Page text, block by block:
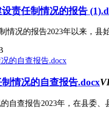
责任制情况的报告
情况的报告2023年以来，县
情况的自查报告.docx
自查报告2023年，在县委